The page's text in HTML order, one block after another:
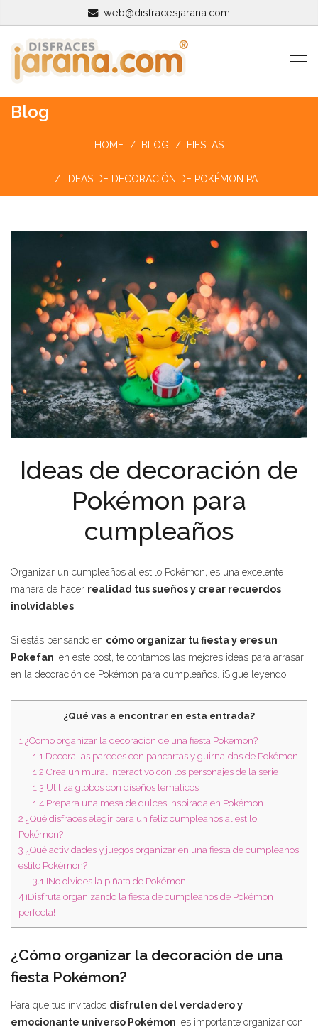
web@disfracesjarana.com
Blog
HOME BLOG FIESTAS
IDEAS DE DECORACIÓN DE POKÉMON PA ...
Ideas de decoración de
Pokémon para
cumpleaños
Organizar un cumpleaños al estilo Pokémon, es una excelente
manera de hacer realidad tus sueños y crear recuerdos
inolvidables
Si estás pensando en cómo organizar tu fiesta y eres un
Pokefan, en este post, te contamos las mejores ideas para arrasar
en la decoración de Pokémon para cumpleaños. ¡Sigue leyendo!
¿Qué vas a encontrar en esta entrada?
1¿Cómo organizar la decoración de una fiesta Pokémon?
1.1Decora las paredes con pancartas y guirnaldas de Pokémon
1.2 Crea un mural interactivo con los personajes de la serie
1.3 Utiliza globos con diseños temáticos
1.4Prepara una mesa de dulces inspirada en Pokémon
2 ¿Qué disfraces elegir para un feliz cumpleaños al estilo
Pokémon?
3 ¿Qué actividades y juegos organizar en una fiesta de cumpleaños
estilo Pokémon?
3.1¡No olvides la piñata de Pokémon!
4 ¡Disfruta organizando la fiesta de cumpleaños de Pokémon
perfecta!
¿Cómo organizar la decoración de una
fiesta Pokémon?
Para que tus invitados disfruten del verdadero y
emocionante universo Pokémon, es importante organizar con